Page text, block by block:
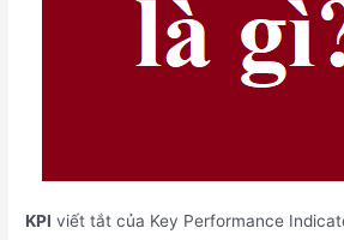
KPI viết tắt của Key Performance